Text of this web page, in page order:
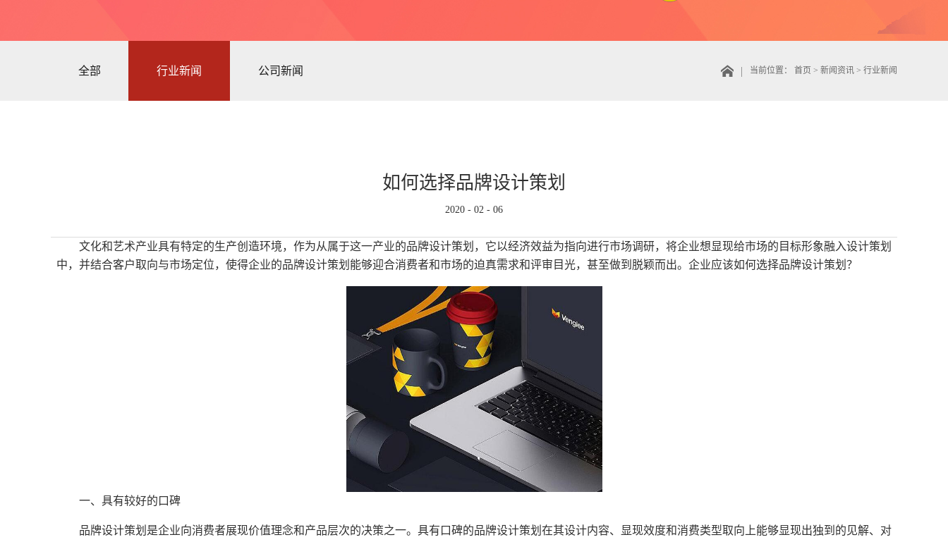
当前位置： 首页 > 新闻资讯 > 行业新闻
全部 行业新闻 公司新闻
如何选择品牌设计策划
2020 - 02 - 06
文化和艺术产业具有特定的生产创造环境，作为从属于这一产业的品牌设计策划，它以经济效益为指向进行市场调研，将企业想显现给市场的目标形象融入设计策划
中，并结合客户取向与市场定位，使得企业的品牌设计策划能够迎合消费者和市场的迫真需求和评审目光，甚至做到脱颖而出。企业应该如何选择品牌设计策划？
一、具有较好的口碑
品牌设计策划是企业向消费者展现价值理念和产品层次的决策之一。具有口碑的品牌设计策划在其设计内容、显现效度和消费类型取向上能够显现出独到的见解、对